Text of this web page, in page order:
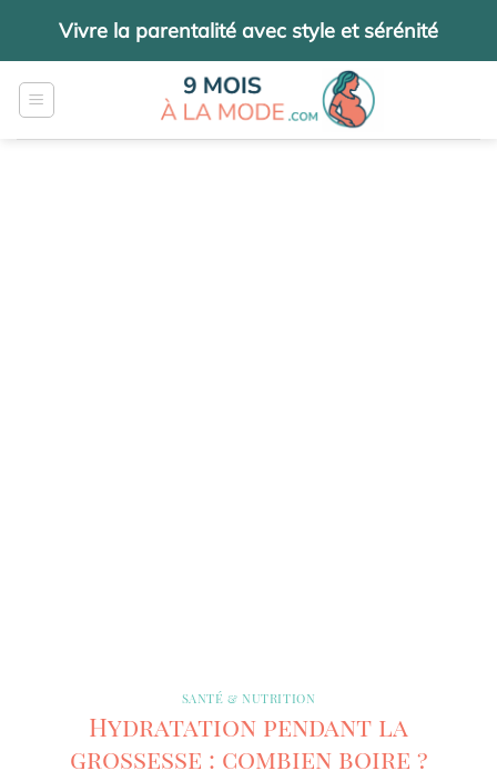
contenu
Vivre la parentalité avec style et sérénité
SANTÉ & NUTRITION
Hydratation pendant la
grossesse : combien boire ?